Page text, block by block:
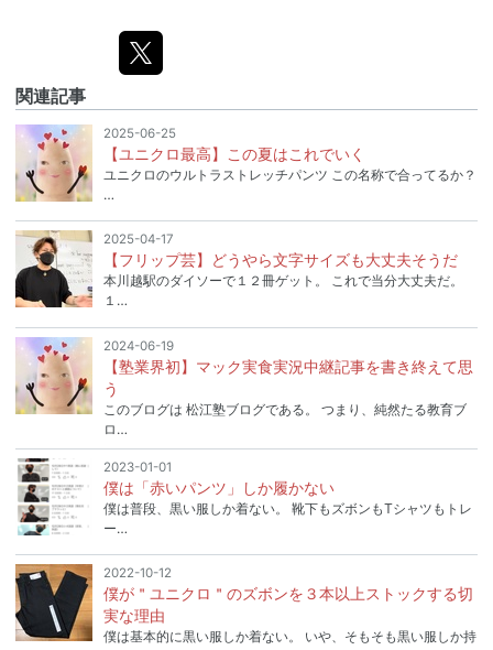
関連記事
2025-06-25
【ユニクロ最高】この夏はこれでいく
ユニクロのウルトラストレッチパンツ この名称で合ってるか？
…
2025-04-17
【フリップ芸】どうやら文字サイズも大丈夫そうだ
本川越駅のダイソーで１２冊ゲット。 これで当分大丈夫だ。
１…
2024-06-19
【塾業界初】マック実食実況中継記事を書き終えて思
う
このブログは 松江塾ブログである。 つまり、純然たる教育ブ
ロ…
2023-01-01
僕は「赤いパンツ」しか履かない
僕は普段、黒い服しか着ない。 靴下もズボンもTシャツもトレ
ー…
2022-10-12
僕が＂ユニクロ＂のズボンを３本以上ストックする切
実な理由
僕は基本的に黒い服しか着ない。 いや、そもそも黒い服しか持